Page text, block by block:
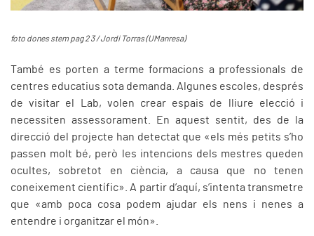
foto dones stem pag 2 3 / Jordi Torras (UManresa)
També es porten a terme formacions a professionals de
centres educatius sota demanda. Algunes escoles, després
de visitar el Lab, volen crear espais de lliure elecció i
necessiten assessorament. En aquest sentit, des de la
direcció del projecte han detectat que «els més petits s’ho
passen molt bé, però les intencions dels mestres queden
ocultes, sobretot en ciència, a causa que no tenen
coneixement científic». A partir d’aquí, s’intenta transmetre
que «amb poca cosa podem ajudar els nens i nenes a
entendre i organitzar el món».